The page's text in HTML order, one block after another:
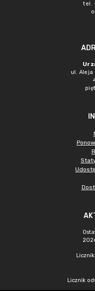
tel.
ul. Aleja
Licznik